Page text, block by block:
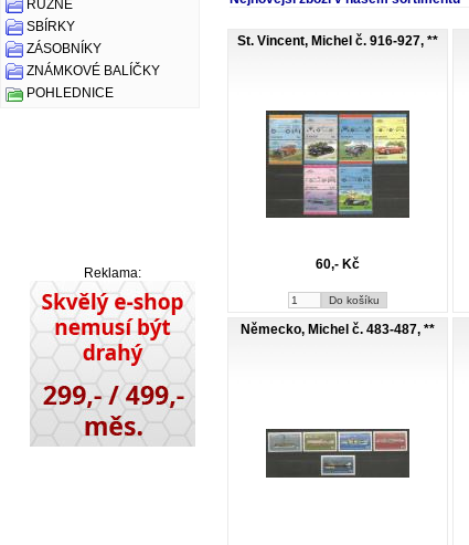
RŮZNÉ
SBÍRKY
ZÁSOBNÍKY
ZNÁMKOVÉ BALÍČKY
POHLEDNICE
Reklama:
St. Vincent, Michel č. 916-927, **
60,- Kč
Německo, Michel č. 483-487, **